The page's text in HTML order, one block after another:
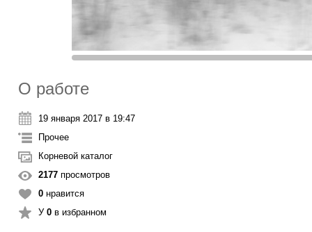
О работе
19 января 2017 в 19:47
Прочее
Корневой каталог
2177 просмотров
0 нравится
У 0 в избранном